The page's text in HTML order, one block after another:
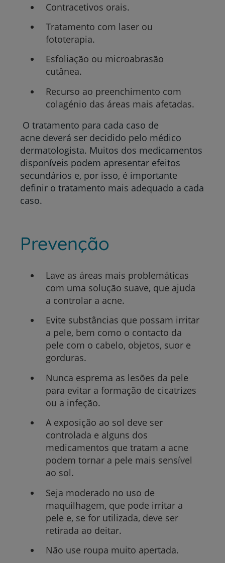
Contracetivos orais.
Tratamento com laser ou
fototerapia.
Esfoliação ou microabrasão
cutânea.
Recurso ao preenchimento com
colagénio das áreas mais afetadas.
O tratamento para cada caso de
acne deverá ser decidido pelo médico
dermatologista. Muitos dos medicamentos
disponíveis podem apresentar efeitos
secundários e, por isso, é importante
definir o tratamento mais adequado a cada
caso.
Prevenção
Lave as áreas mais problemáticas
com uma solução suave, que ajuda
a controlar a acne.
Evite substâncias que possam irritar
a pele, bem como o contacto da
pele com o cabelo, objetos, suor e
gorduras.
Nunca esprema as lesões da pele
para evitar a formação de cicatrizes
ou a infeção.
A exposição ao sol deve ser
controlada e alguns dos
medicamentos que tratam a acne
podem tornar a pele mais sensível
ao sol.
Seja moderado no uso de
maquilhagem, que pode irritar a
pele e, se for utilizada, deve ser
retirada ao deitar.
Não use roupa muito apertada.